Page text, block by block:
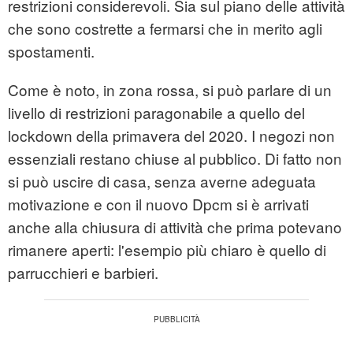
restrizioni considerevoli. Sia sul piano delle attività
che sono costrette a fermarsi che in merito agli
spostamenti.
Come è noto, in zona rossa, si può parlare di un
livello di restrizioni paragonabile a quello del
lockdown della primavera del 2020. I negozi non
essenziali restano chiuse al pubblico. Di fatto non
si può uscire di casa, senza averne adeguata
motivazione e con il nuovo Dpcm si è arrivati
anche alla chiusura di attività che prima potevano
rimanere aperti: l'esempio più chiaro è quello di
parrucchieri e barbieri.